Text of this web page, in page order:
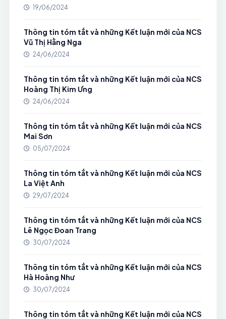
19/06/2024
Thông tin tóm tắt và những Kết luận mới của NCS
Vũ Thị Hằng Nga
24/06/2024
Thông tin tóm tắt và những Kết luận mới của NCS
Hoàng Thị Kim Ưng
24/06/2024
Thông tin tóm tắt và những Kết luận mới của NCS
Mai Sơn
05/07/2024
Thông tin tóm tắt và những Kết luận mới của NCS
La Việt Anh
29/07/2024
Thông tin tóm tắt và những Kết luận mới của NCS
Lê Ngọc Đoan Trang
30/07/2024
Thông tin tóm tắt và những Kết luận mới của NCS
Hà Hoàng Như
30/07/2024
Thông tin tóm tắt và những Kết luận mới của NCS